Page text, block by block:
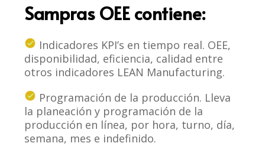
Sampras OEE contiene:
Indicadores KPI’s en tiempo real. OEE,
disponibilidad, eficiencia, calidad entre
otros indicadores LEAN Manufacturing.
Programación de la producción. Lleva
la planeación y programación de la
producción en línea, por hora, turno, día,
semana, mes e indefinido.